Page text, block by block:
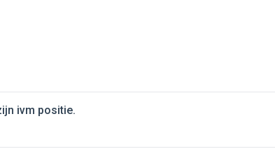
ivm positie.